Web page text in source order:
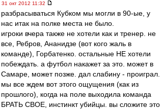
31 окт 2012 11:32
разбрасываться Кубком мы могли в 90-ые, у
нас итак на полке места не было.
игроки вчера также не хотели как и тренер. не
все, Ребров, Ананидзе (вот кого жаль в
команде), Горбатенко. остальные НЕ хотели
побеждать. а футбол накажет за это. может в
Самаре, может позже. дал слабину - проиграл.
мы все ждем вот этого ощущения (как из
прошлого), когда на поле выходила команда
БРАТЬ СВОЕ, инстинкт убийцы. вы сложите это